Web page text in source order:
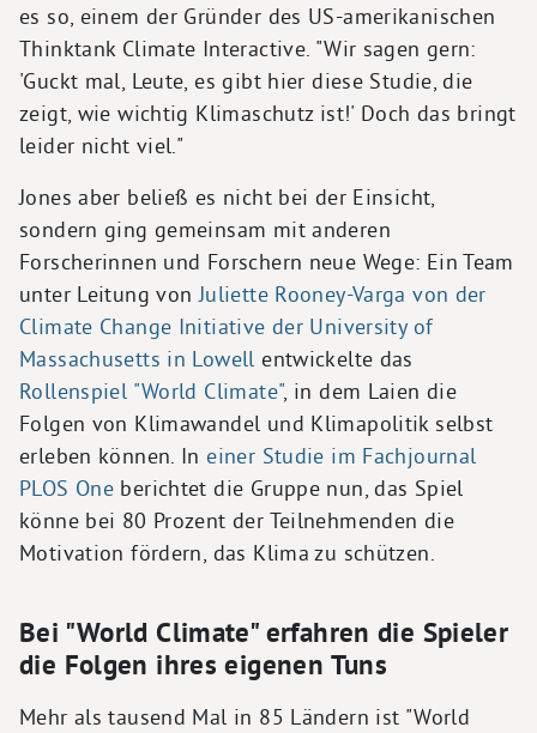
es so, einem der Gründer des US-amerikanischen
Thinktank Climate Interactive. "Wir sagen gern:
'Guckt mal, Leute, es gibt hier diese Studie, die
zeigt, wie wichtig Klimaschutz ist!' Doch das bringt
leider nicht viel."
Jones aber beließ es nicht bei der Einsicht,
sondern ging gemeinsam mit anderen
Forscherinnen und Forschern neue Wege: Ein Team
unter Leitung vonJuliette Rooney-Varga von der
Climate Change Initiative der University of
Massachusetts in Lowell entwickelte das
Rollenspiel "World Climate", in dem Laien die
Folgen von Klimawandel und Klimapolitik selbst
erleben können. In einer Studie im Fachjournal
PLOS One berichtet die Gruppe nun, das Spiel
könne bei 80 Prozent der Teilnehmenden die
Motivation fördern, das Klima zu schützen.
Bei "World Climate" erfahren die Spieler
die Folgen ihres eigenen Tuns
Mehr als tausend Mal in 85 Ländern ist "World